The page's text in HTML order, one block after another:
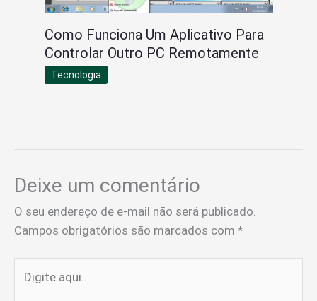
Como Funciona Um Aplicativo Para
Controlar Outro PC Remotamente
Tecnologia
Deixe um comentário
O seu endereço de e-mail não será publicado.
Campos obrigatórios são marcados com *
aqui...